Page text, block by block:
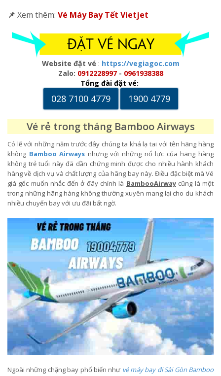
📌 Xem thêm: Vé Máy Bay Tết Vietjet
Website đặt vé : https://vegiagoc.com
Zalo: 0912228997- 0961938388
Tổng đài đặt vé:
028 7100 4779 1900 4779
Vé rẻ trong tháng Bamboo Airways
Có lẽ với những năm trước đây chúng ta khá lạ tai với tên hãng hàng
không Bamboo Airways nhưng với những nổ lực của hãng hàng
không trẻ tuổi này đã dần chứng minh được cho nhiều hành khách
hàng về dịch vụ và chất lượng của hãng bay này. Điều đặc biệt mà Vé
giá gốc muốn nhắc đến ở đây chính là BambooAirwaycũng là một
trong những hãng hàng không thường xuyên mang lại cho du khách
nhiều chuyến bay với ưu đãi bất ngờ.
Ngoài những chặng bay phổ biến như vé máy bay đi Sài Gòn Bamboo